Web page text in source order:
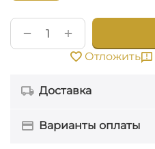
+
−
Отложить
Доставка
Варианты оплаты